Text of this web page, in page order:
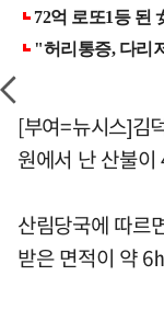
[부여=뉴시스]김
원에서 난 산불
산림당국에 따르
받은 면적이 약 6